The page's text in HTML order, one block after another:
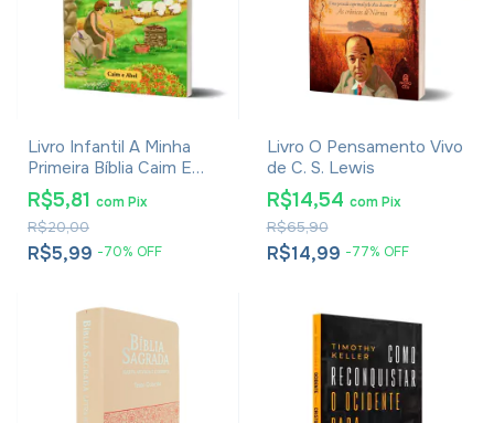
Livro Infantil A Minha
Primeira Bíblia Caim E
Abel
R$5,99 -70% OFF
R$20,00
R$5,81 comPix
Livro O Pensamento Vivo
de C. S. Lewis
R$14,99 -77% OFF
R$65,90
R$14,54 com Pix